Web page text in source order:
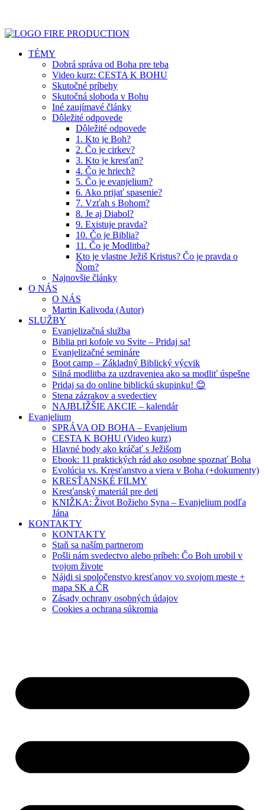
TÉMY
Dobrá správa od Boha pre teba
Video kurz: CESTA K BOHU
Skutočné príbehy
Skutočná sloboda v Bohu
Iné zaujímavé články
Dôležité odpovede
Dôležité odpovede
1. Kto je Boh?
2. Čo je cirkev?
3. Kto je kresťan?
4. Čo je hriech?
5. Čo je evanjelium?
6. Ako prijať spasenie?
7. Vzťah s Bohom?
8. Je aj Diabol?
9. Existuje pravda?
10. Čo je Biblia?
11. Čo je Modlitba?
Kto je vlastne Ježiš Kristus? Čo je pravda o
Ňom?
Najnovšie články
O NÁS
O NÁS
Martin Kalivoda (Autor)
SLUŽBY
Evanjelizačná služba
Biblia pri kofole vo Svite – Pridaj sa!
Evanjelizačné semináre
Boot camp – Základný Biblický výcvik
Silná modlitba za uzdraveniea ako sa modliť úspešne
Pridaj sa do online biblickú skupinku! 😊
Stena zázrakov a svedectiev
NAJBLIŽŠIE AKCIE – kalendár
Evanjelium
SPRÁVA OD BOHA – Evanjelium
CESTA K BOHU (Video kurz)
Hlavné body ako kráčať s Ježišom
Ebook: 11 praktických rád ako osobne spoznať Boha
Evolúcia vs. Kresťanstvo a viera v Boha (+dokumenty)
KRESŤANSKÉ FILMY
Kresťanský materiál pre deti
KNIŽKA: Život Božieho Syna – Evanjelium podľa
Jána
KONTAKTY
KONTAKTY
Staň sa naším partnerom
Pošli nám svedectvo alebo príbeh: Čo Boh urobil v
tvojom živote
Nájdi si spoločenstvo kresťanov vo svojom meste +
mapa SK a ČR
Zásady ochrany osobných údajov
Cookies a ochrana súkromia